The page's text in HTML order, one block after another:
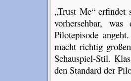
„Trust Me“
vorhersehbar,
Pilotepisode
macht richtig
Schauspiel-Stil.
den Standard der